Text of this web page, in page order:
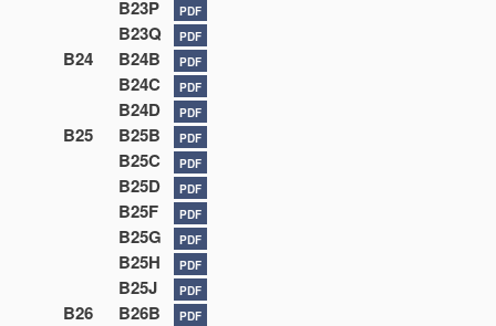
B23P PDF
B23Q PDF
B24 B24B PDF
B24C PDF
B24D PDF
B25 B25B PDF
B25C PDF
B25D PDF
B25F PDF
B25G PDF
B25H PDF
B25J PDF
B26 B26B PDF